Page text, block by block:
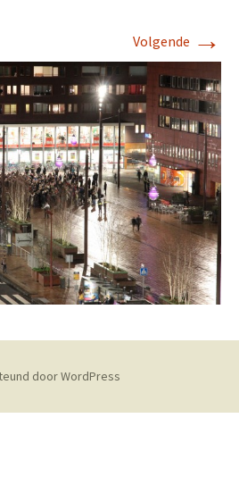
Volgende →
door WordPress